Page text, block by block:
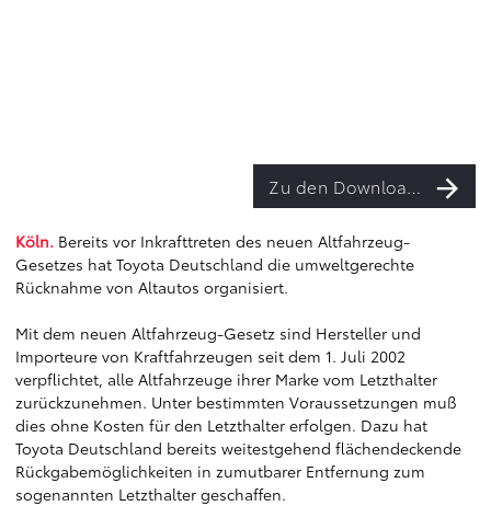
Zu den Downloads
Köln. Bereits vor Inkrafttreten des neuen Altfahrzeug-
Gesetzes hat Toyota Deutschland die umweltgerechte
Rücknahme von Altautos organisiert.
Mit dem neuen Altfahrzeug-Gesetz sind Hersteller und
Importeure von Kraftfahrzeugen seit dem 1. Juli 2002
verpflichtet, alle Altfahrzeuge ihrer Marke vom Letzthalter
zurückzunehmen. Unter bestimmten Voraussetzungen muß
dies ohne Kosten für den Letzthalter erfolgen. Dazu hat
Toyota Deutschland bereits weitestgehend flächendeckende
Rückgabemöglichkeiten in zumutbarer Entfernung zum
sogenannten Letzthalter geschaffen.